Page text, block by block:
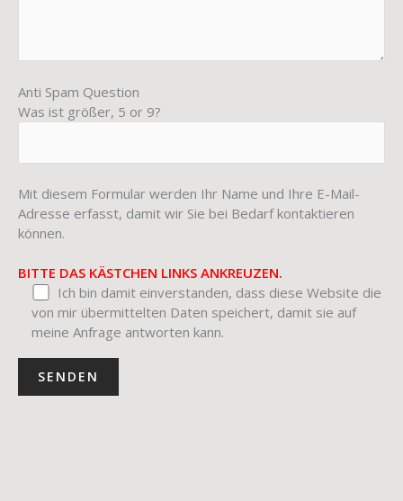
Anti Spam Question
Was ist größer, 5 or 9?
Mit diesem Formular werden Ihr Name und Ihre E-Mail-
Adresse erfasst, damit wir Sie bei Bedarf kontaktieren
können.
BITTE DAS KÄSTCHEN LINKS ANKREUZEN.
Ich bin damit einverstanden, dass diese Website die
von mir übermittelten Daten speichert, damit sie auf
meine Anfrage antworten kann.